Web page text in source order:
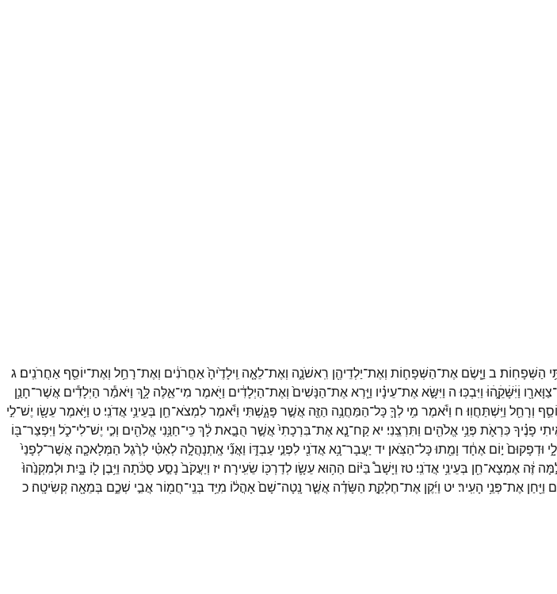
הַשְּׁפָחֽוֹת׃ ב וַיָּ֧שֶׂם אֶת־הַשְּׁפָח֛וֹת וְאֶת־יַלְדֵיהֶ֖ן רִֽאשֹׁנָ֑ה וְאֶת־לֵאָ֤ה וִֽילָדֶ֙יהָ֙אַחֲרֹנִ֔ים וְאֶת־רָחֵ֥ל וְאֶת־יוֹסֵ֖ף אַחֲרֹנִֽים׃ ג
צַוָּארָ֖ו וַׄיִּׄשָּׁׄקֵ֑ׄהׄוּׄ וַיִּבְכּֽוּ׃ ה וַיִּשָּׂ֣אאֶת־עֵינָ֗יו וַיַּ֤רְאאֶת־הַנָּשִׁים֙ וְאֶת־הַיְלָדִ֔ים וַיֹּ֖אמֶר מִי־אֵ֣לֶּה לָּ֑ךְ וַיֹּאמַ֕ר הַיְלָדִ֕ים אֲשֶׁר־חָנַ֥ן
וְרָחֵ֖ל וַיִּֽשְׁתַּחֲוֽוּ׃ ח וַיֹּ֕אמֶר מִ֥י לְךָ֛כָּל־הַמַּחֲנֶ֥ה הַזֶּ֖ה אֲשֶׁ֣ר פָּגָ֑שְׁתִּי וַיֹּ֕אמֶרלִמְצֹא־חֵ֖ן בְּעֵינֵ֥י אֲדֹנִֽי׃ ט וַיֹּ֥אמֶרעֵשָׂ֖ו יֶשׁ־לִ֣י
פָנֶ֗יךָכִּרְאֹ֛ת פְּנֵ֥י אֱלֹהִ֖ים וַתִּרְצֵֽנִי׃ יאקַח־נָ֤אאֶת־בִּרְכָתִי֙אֲשֶׁ֣ר הֻבָ֣אתלָ֔ךְכִּֽי־חַנַּ֥נִי אֱלֹהִ֖ים וְכִ֣י יֶשׁ־לִי־כֹ֑ל וַיִּפְצַר־בּ֖וֹ
וּדְפָקוּם֙ י֣וֹם אֶחָ֔ד וָמֵ֖תוּכָּל־הַצֹּֽאן׃ יד יַעֲבָר־נָ֥אאֲדֹנִ֖י לִפְנֵ֣י עַבְדּ֑וֹ וַאֲנִ֞י אֶֽתְנָהֲלָ֣ה לְאִטִּ֗י לְרֶ֨גֶל הַמְּלָאכָ֤ה אֲשֶׁר־לְפָנַי֙
זֶּ֔ה אֶמְצָא־חֵ֖ן בְּעֵינֵ֥י אֲדֹנִֽי׃ טז וַיָּשָׁב֩ בַּיּ֨וֹם הַה֥וּאעֵשָׂ֛ו לְדַרְכּ֖וֹ שֵׂעִֽירָה׃ יז וְיַעֲקֹב֙ נָסַ֣ע סֻכֹּ֔תָה וַיִּ֥בֶן ל֖וֹ בָּ֑יִת וּלְמִקְנֵ֙הוּ֙
וַיִּ֖חַן אֶת־פְּנֵ֥י הָעִֽיר׃ יט וַיִּ֜קֶן אֶת־חֶלְקַ֣ת הַשָּׂדֶ֗ה אֲשֶׁ֤ר נָֽטָה־שָׁם֙אָהֳל֔וֹ מִיַּ֥ד בְּנֵֽי־חֲמ֖וֹראֲבִ֣י שְׁכֶ֑ם בְּמֵאָ֖ה קְשִׂיטָֽה׃ כ